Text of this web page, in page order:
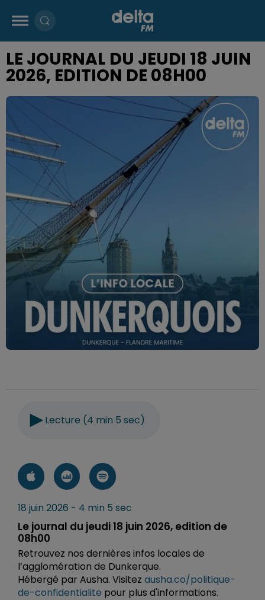
LE JOURNAL DU JEUDI 18 JUIN
2026, EDITION DE 08H00
Lecture (4 min 5 sec)
18 juin 2026 - 4 min 5 sec
Le journal du jeudi 18 juin 2026, edition de
08h00
Retrouvez nos dernières infos locales de
l’agglomération de Dunkerque.
Hébergé par Ausha. Visitez ausha.co/politique-
de-confidentialite pour plus d'informations.